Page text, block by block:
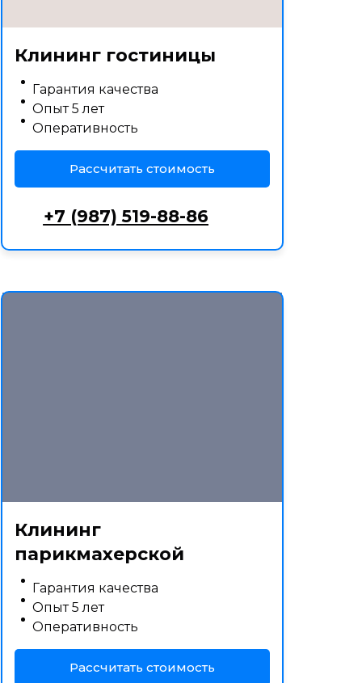
Клининг гостиницы
Гарантия качества
Опыт 5 лет
Оперативность
Рассчитать стоимость
+7 (987) 519-88-86
Клининг
парикмахерской
Гарантия качества
Опыт 5 лет
Оперативность
Рассчитать стоимость